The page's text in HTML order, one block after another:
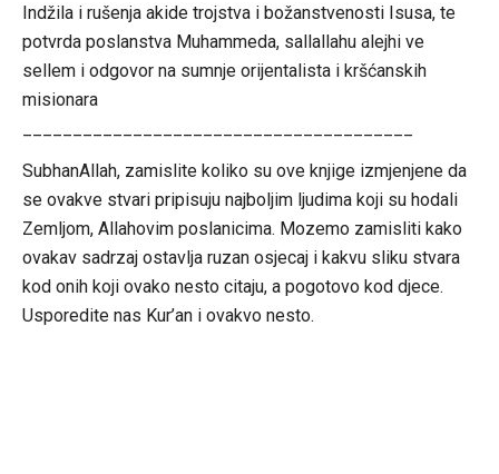
Indžila i rušenja akide trojstva i božanstvenosti Isusa, te
potvrda poslanstva Muhammeda, sallallahu alejhi ve
sellem i odgovor na sumnje orijentalista i kršćanskih
misionara
SubhanAllah, zamislite koliko su ove knjige izmjenjene da
se ovakve stvari pripisuju najboljim ljudima koji su hodali
Zemljom, Allahovim poslanicima. Mozemo zamisliti kako
ovakav sadrzaj ostavlja ruzan osjecaj i kakvu sliku stvara
kod onih koji ovako nesto citaju, a pogotovo kod djece.
Usporedite nas Kur’an i ovakvo nesto.